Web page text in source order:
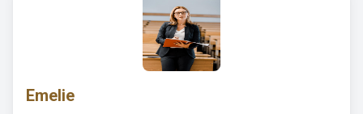
Emelie